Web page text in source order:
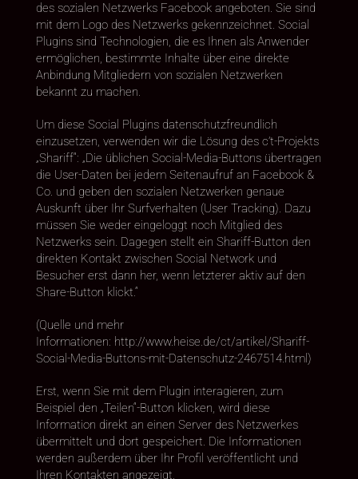
des sozialen Netzwerks Facebook angeboten. Sie sind
mit dem Logo des Netzwerks gekennzeichnet. Social
Plugins sind Technologien, die es Ihnen als Anwender
ermöglichen, bestimmte Inhalte über eine direkte
Anbindung Mitgliedern von sozialen Netzwerken
bekannt zu machen.
Um diese Social Plugins datenschutzfreundlich
einzusetzen, verwenden wir die Lösung des c’t-Projekts
„Shariff“: „Die üblichen Social-Media-Buttons übertragen
die User-Daten bei jedem Seitenaufruf an Facebook &
Co. und geben den sozialen Netzwerken genaue
Auskunft über Ihr Surfverhalten (User Tracking). Dazu
müssen Sie weder eingeloggt noch Mitglied des
Netzwerks sein. Dagegen stellt ein Shariff-Button den
direkten Kontakt zwischen Social Network und
Besucher erst dann her, wenn letzterer aktiv auf den
Share-Button klickt.“
(Quelle und mehr
Informationen: http://www.heise.de/ct/artikel/Shariff-
Social-Media-Buttons-mit-Datenschutz-2467514.html)
Erst, wenn Sie mit dem Plugin interagieren, zum
Beispiel den „Teilen“-Button klicken, wird diese
Information direkt an einen Server des Netzwerkes
übermittelt und dort gespeichert. Die Informationen
werden außerdem über Ihr Profil veröffentlicht und
Ihren Kontakten angezeigt.